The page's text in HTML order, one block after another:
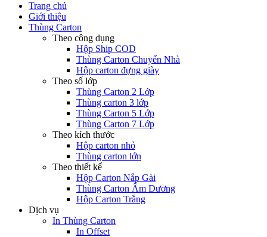
Trang chủ
Giới thiệu
Thùng Carton
Theo công dụng
Hộp Ship COD
Thùng Carton Chuyển Nhà
Hộp carton đựng giày
Theo số lớp
Thùng Carton 2 Lớp
Thùng carton 3 lớp
Thùng Carton 5 Lớp
Thùng Carton 7 Lớp
Theo kích thước
Hộp carton nhỏ
Thùng carton lớn
Theo thiết kế
Hộp Carton Nắp Gài
Thùng Carton Âm Dương
Hộp Carton Trắng
Dịch vụ
In Thùng Carton
In Offset